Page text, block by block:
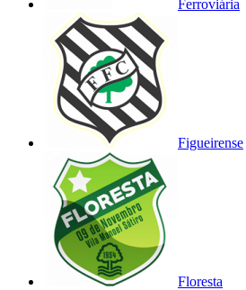
Ferroviária
Figueirense
Floresta